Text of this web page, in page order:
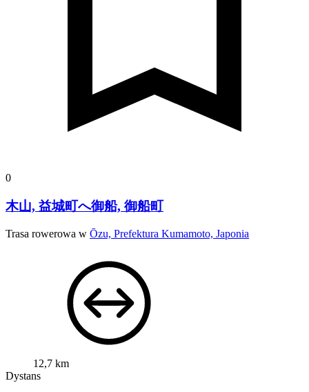
0
木山, 益城町へ御船, 御船町
Trasa rowerowa w Ōzu, Prefektura Kumamoto, Japonia
12,7 km
Dystans